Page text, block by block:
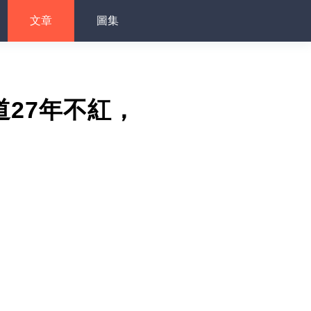
文章 圖集
年不紅，